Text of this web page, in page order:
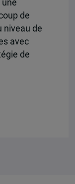
une
de
niveau de
avec
de